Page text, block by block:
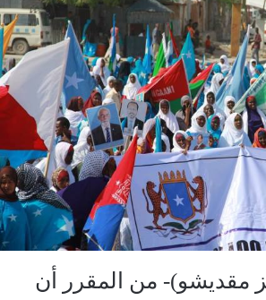
مقديشو)- من المقرر أن